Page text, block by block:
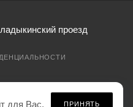
проезд
для Вас. ПРИНЯТЬ